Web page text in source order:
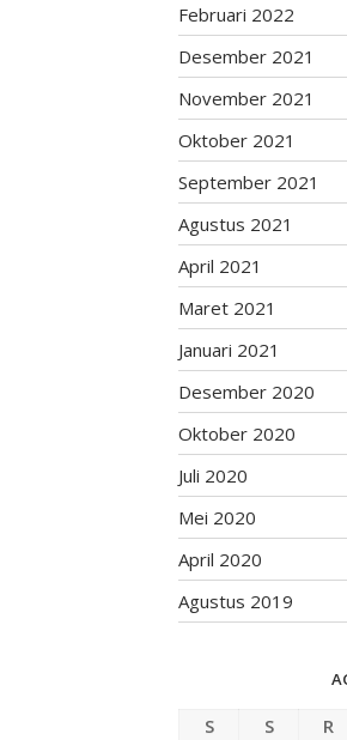
Februari 2022
Desember 2021
November 2021
Oktober 2021
September 2021
Agustus 2021
April 2021
Maret 2021
Januari 2021
Desember 2020
Oktober 2020
Juli 2020
Mei 2020
April 2020
Agustus 2019
S S R